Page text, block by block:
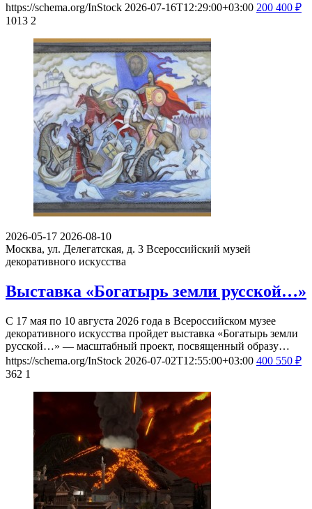
https://schema.org/InStock 2026-07-16T12:29:00+03:00 200 400 ₽
1013 2
2026-05-17 2026-08-10
Москва, ул. Делегатская, д. 3 Всероссийский музей
декоративного искусства
Выставка «Богатырь земли русской…»
С 17 мая по 10 августа 2026 года в Всероссийском музее
декоративного искусства пройдет выставка «Богатырь земли
русской…» — масштабный проект, посвященный образу…
https://schema.org/InStock 2026-07-02T12:55:00+03:00 400 550 ₽
362 1